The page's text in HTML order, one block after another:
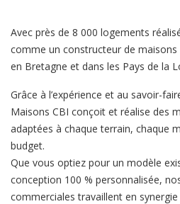
Avec près de 8 000 logements
comme un constructeur de maisons
en Bretagne et dans les Pays de la
Grâce à l’expérience et au savoir-
Maisons CBI conçoit et réalise des
adaptées à chaque terrain, chaque
budget.
Que vous optiez pour un modèle
conception 100 % personnalisée,
commerciales travaillent en